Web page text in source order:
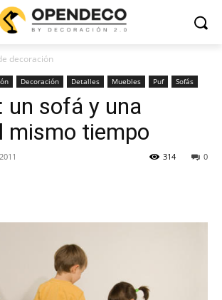
decoración
Decoración Detalles Muebles Puf Sofás
un sofá y una
mismo tiempo
0
314